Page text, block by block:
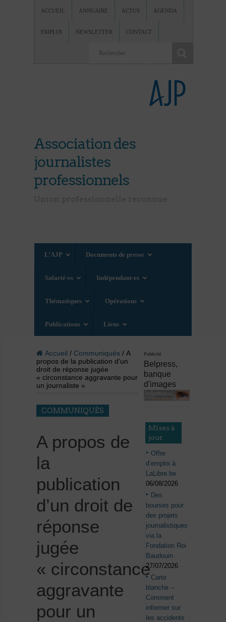
ACCUEIL ANNUAIRE ACTUS AGENDA
EMPLOI NEWSLETTER CONTACT
Association des
journalistes
professionnels
L’AJP Documents de presse
Salarié·es Indépendant·es
Thématiques Opérations
Publications Liens
Accueil / Communiqués/ A
propos de la publication d’un
droit de réponse jugée
« circonstance aggravante pour
un journaliste »
COMMUNIQUÉS
A propos de
la
publication
d’un droit de
réponse
jugée
« circonstance
aggravante
pour un
Publicité
Belpress,
banque
d'images
Mises à
jour
Offre
d’emploi à
LaLibre.be
06/08/2026
Des
bourses pour
des projets
journalistiques
via la
Fondation Roi
Baudouin
27/07/2026
Carte
blanche –
Comment
informer sur
les accidents